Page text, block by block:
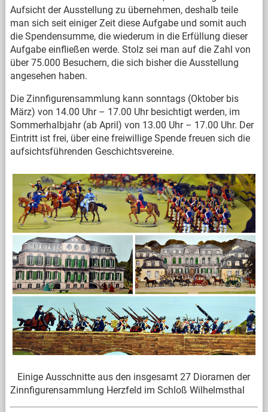
Aufsicht der Ausstellung zu übernehmen, deshalb teile
man sich seit einiger Zeit diese Aufgabe und somit auch
die Spendensumme, die wiederum in die Erfüllung dieser
Aufgabe einfließen werde. Stolz sei man auf die Zahl von
über 75.000 Besuchern, die sich bisher die Ausstellung
angesehen haben.
Die Zinnfigurensammlung kann sonntags (Oktober bis
März) von 14.00 Uhr – 17.00 Uhr besichtigt werden, im
Sommerhalbjahr (ab April) von 13.00 Uhr – 17.00 Uhr. Der
Eintritt ist frei, über eine freiwillige Spende freuen sich die
aufsichtsführenden Geschichtsvereine.
Einige Ausschnitte aus den insgesamt 27 Dioramen der
Zinnfigurensammlung Herzfeld im Schloß Wilhelmsthal